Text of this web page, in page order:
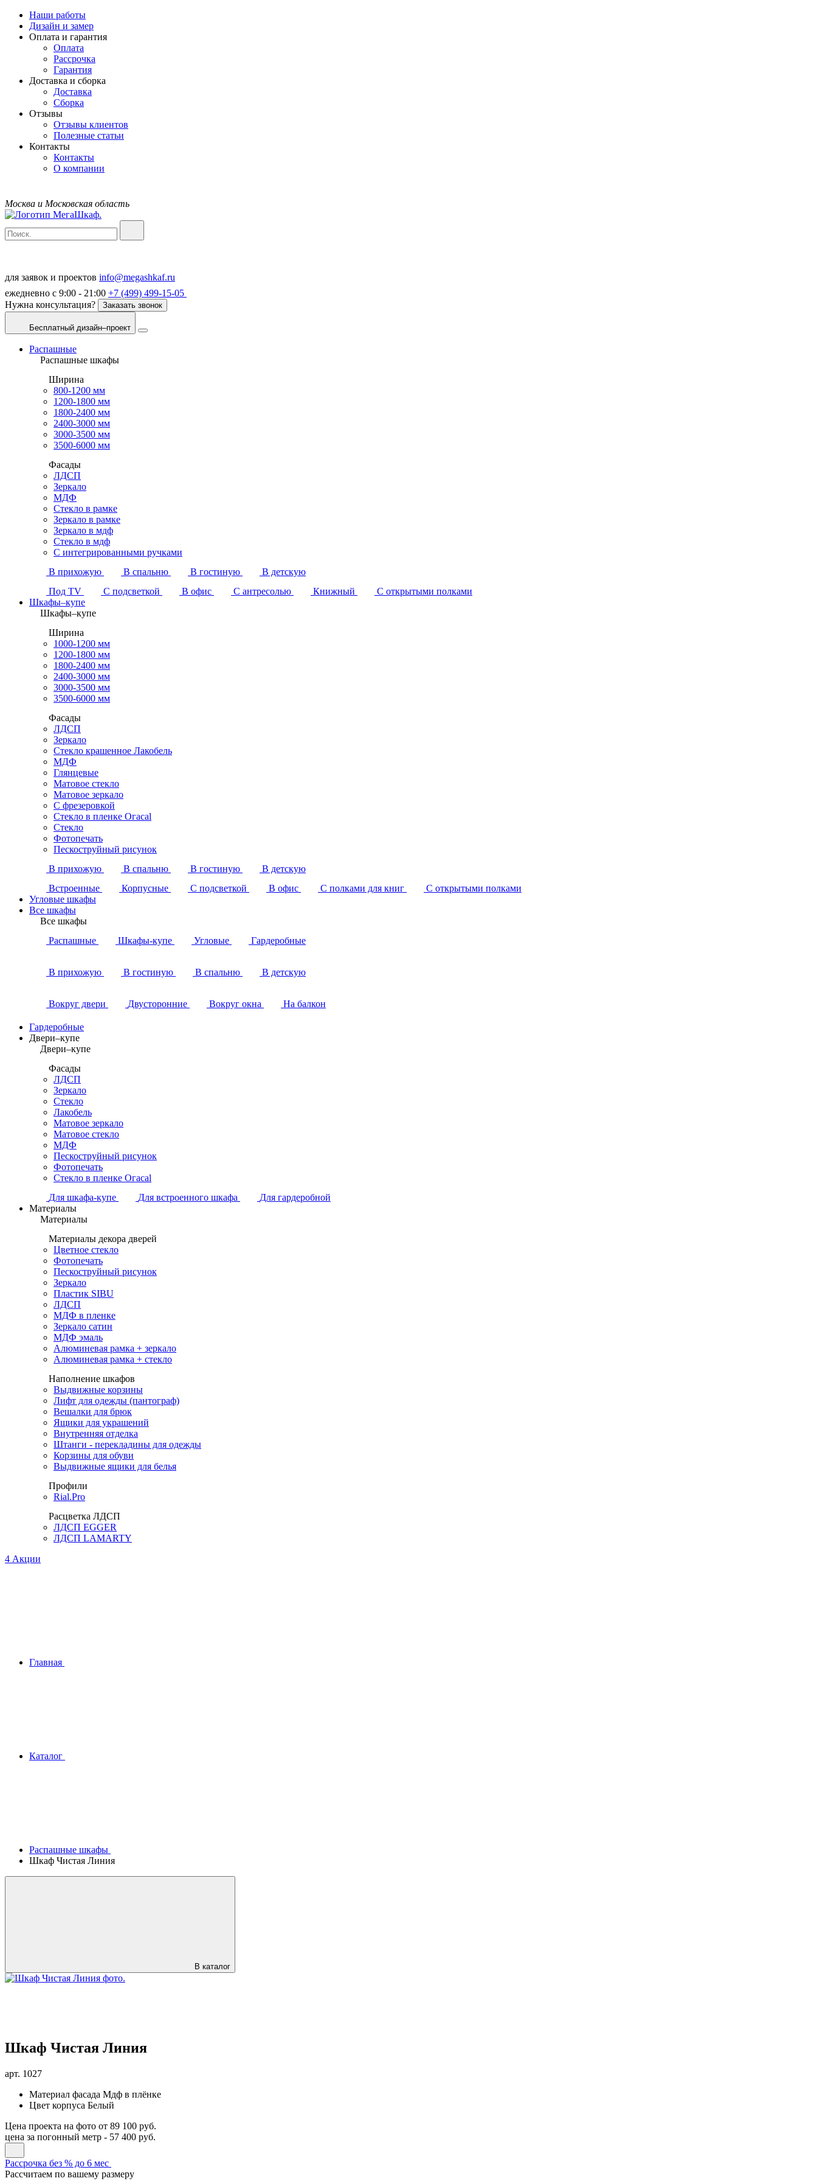
Наши работы
Дизайн и замер
Оплата и гарантия
Оплата
Рассрочка
Гарантия
Доставка и сборка
Доставка
Сборка
Отзывы
Отзывы клиентов
Полезные статьи
Контакты
Контакты
О компании
Москва и Московская область
для заявок и проектов info@megashkaf.ru
ежедневно с 9:00 - 21:00 +7 (499) 499-15-05
Нужна консультация?
Заказать звонок
Бесплатный дизайн–проект
Распашные
Распашные шкафы
Ширина
800-1200 мм
1200-1800 мм
1800-2400 мм
2400-3000 мм
3000-3500 мм
3500-6000 мм
Фасады
ЛДСП
Зеркало
МДФ
Стекло в рамке
Зеркало в рамке
Зеркало в мдф
Стекло в мдф
С интегрированными ручками
В прихожую
В спальню В гостиную
В детскую
Под TV
С подсветкой В офис С антресолью Книжный
С открытыми полками
Шкафы–купе
Шкафы–купе
Ширина
1000-1200 мм
1200-1800 мм
1800-2400 мм
2400-3000 мм
3000-3500 мм
3500-6000 мм
Фасады
ЛДСП
Зеркало
Стекло крашенное Лакобель
МДФ
Глянцевые
Матовое стекло
Матовое зеркало
С фрезеровкой
Стекло в пленке Огасаl
Стекло
Фотопечать
Пескоструйный рисунок
В прихожую
В спальню В гостиную
В детскую
Встроенные
Корпусные С подсветкой В офис С полками для книг
С открытыми полками
Угловые шкафы
Все шкафы
Все шкафы
Распашные
Шкафы-купе Угловые Гардеробные
В прихожую В гостиную В спальню В детскую
Вокруг двери Двусторонние Вокруг окна На балкон
Гардеробные
Двери–купе
Двери–купе
Фасады
ЛДСП
Зеркало
Стекло
Лакобель
Матовое зеркало
Матовое стекло
МДФ
Пескоструйный рисунок
Фотопечать
Стекло в пленке Огасаl
Для шкафа-купе
Для встроенного шкафа
Для гардеробной
Материалы
Материалы
Материалы декора дверей
Цветное стекло
Фотопечать
Пескоструйный рисунок
Зеркало
Пластик SIBU
ЛДСП
МДФ в пленке
Зеркало сатин
МДФ эмаль
Алюминевая рамка + зеркало
Алюминевая рамка + стекло
Наполнение шкафов
Выдвижные корзины
Лифт для одежды (пантограф)
Вешалки для брюк
Ящики для украшений
Внутренняя отделка
Штанги - перекладины для одежды
Корзины для обуви
Выдвижные ящики для белья
Профили
Rial.Pro
Расцветка ЛДСП
ЛДСП EGGER
ЛДСП LAMARTY
4 Акции
Главная
Каталог
Распашные шкафы
Шкаф Чистая Линия
В каталог
Шкаф Чистая Линия
арт. 1027
Материал фасада Мдф в плёнке
Цвет корпуса Белый
Цена проекта на фото от 89 100 руб.
цена за погонный метр - 57 400 руб.
Рассрочка без % до 6 мес
Рассчитаем по вашему размеру